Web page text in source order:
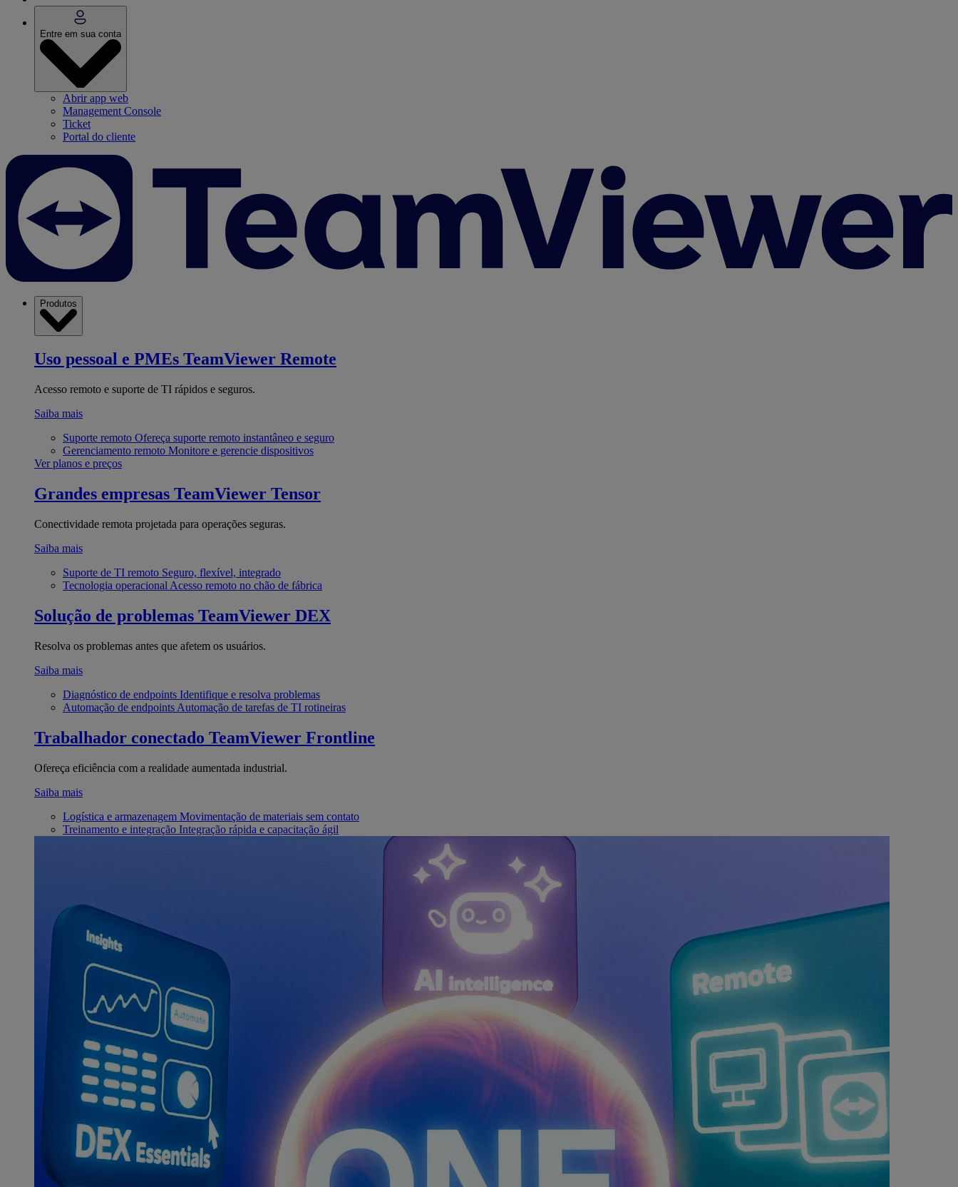
Entre em sua conta
Abrir app web
Management Console
Ticket
Portal do cliente
Produtos
Uso pessoal e PMEs TeamViewer Remote
Acesso remoto e suporte de TI rápidos e seguros.
Saiba mais
Suporte remoto Ofereça suporte remoto instantâneo e seguro
Gerenciamento remoto Monitore e gerencie dispositivos
Ver planos e preços
Grandes empresas TeamViewer Tensor
Conectividade remota projetada para operações seguras.
Saiba mais
Suporte de TI remoto Seguro, flexível, integrado
Tecnologia operacional Acesso remoto no chão de fábrica
Solução de problemas TeamViewer DEX
Resolva os problemas antes que afetem os usuários.
Saiba mais
Diagnóstico de endpoints Identifique e resolva problemas
Automação de endpoints Automação de tarefas de TI rotineiras
Trabalhador conectado TeamViewer Frontline
Ofereça eficiência com a realidade aumentada industrial.
Saiba mais
Logística e armazenagem Movimentação de materiais sem contato
Treinamento e integração Integração rápida e capacitação ágil